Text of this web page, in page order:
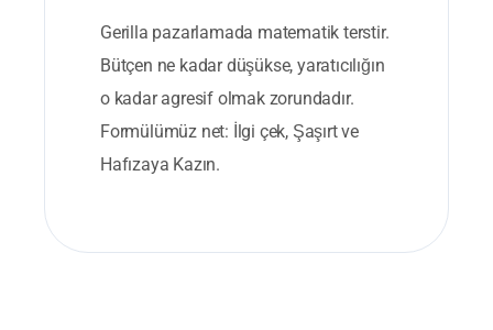
Gerilla pazarlamada matematik terstir.
Bütçen ne kadar düşükse, yaratıcılığın
o kadar agresif olmak zorundadır.
Formülümüz net: İlgi çek, Şaşırt ve
Hafızaya Kazın.